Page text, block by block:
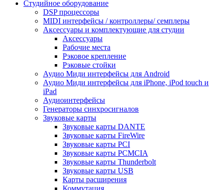
Студийное оборудование
DSP процессоры
MIDI интерфейсы / контроллеры/ семплеры
Аксессуары и комплектующие для студии
Аксессуары
Рабочие места
Рэковое крепление
Рэковые стойки
Аудио Миди интерфейсы для Android
Аудио Миди интерфейсы для iPhone, iPod touch и
iPad
Аудиоинтерфейсы
Генераторы синхросигналов
Звуковые карты
Звуковые карты DANTE
Звуковые карты FireWire
Звуковые карты PCI
Звуковые карты PCMCIA
Звуковые карты Thunderbolt
Звуковые карты USB
Карты расширения
Коммутация